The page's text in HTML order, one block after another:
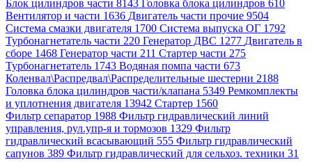
Блок цилиндров части 8143 Головка блока цилиндров 610
Вентилятор и части 1636 Двигатель части прочие 9504
Система смазки двигателя 1700 Система выпуска ОГ 1792
Турбонагнетатель части 220 Генератор ДВС 1277 Двигатель в
сборе 1468 Генератор части 211 Стартер части 275
Турбонагнетатель 1743 Водяная помпа части 673
Коленвал\Распредвал\Распределительные шестерни 2188
Головка блока цилиндров части/клапана 5349 Ремкомплекты
и уплотнения двигателя 13942 Стартер 1560
Фильтр сепаратор 1988 Фильтр гидравлический линий
управления, рул.упр-я и тормозов 1329 Фильтр
гидравлический всасывающий 555 Фильтр гидравлический
сапунов 389 Фильтр гидравлический для сельхоз. техники 31